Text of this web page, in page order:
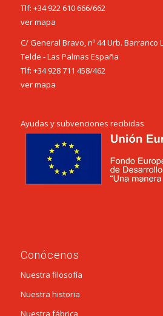
Tlf: +34 922 610 666/662
ver mapa
C/ General Bravo, nº 44 Urb. Barranco
Telde - Las Palmas España
Tlf: +34 928 711 458/462
ver mapa
Ayudas y subvenciones recibidas
Conócenos
Nuestra filosofía
Nuestra historia
Nuestra fábrica